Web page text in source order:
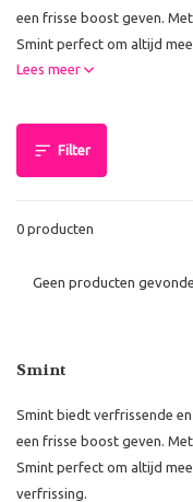
een frisse boost geven.
Smint perfect om altijd
Lees meer
Filter
0 producten
Geen producten
Smint
Smint biedt verfrissende
een frisse boost geven.
Smint perfect om altijd
verfrissing.